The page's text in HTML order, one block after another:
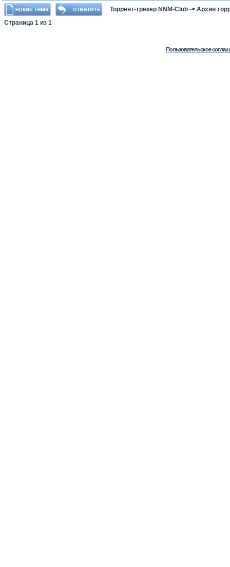
Торрент-трекер NNM-Club -> Архив
Страница 1 из 1
Пользовательское